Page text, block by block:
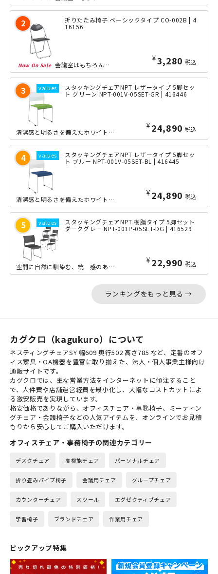
折りたたみ椅子 ベーシックタイプ CO-002B | 4
16156
¥3,280 税込
会議室はもちろん、集会場、学校、多目的ホールと、あらゆる場面で定番の折りたたみ椅...
スタッキングチェアNPT レザータイプ 5脚セッ
ト グリーン NPT-001V-05SET-GR | 416446
¥ 24,890 税込
清潔感と明るさを備えたホワイトフレームに全4色のカラフルなカラーを採用した、コス...
スタッキングチェアNPT レザータイプ 5脚セッ
ト ブルー NPT-001V-05SET-BL | 416445
¥ 24,890 税込
清潔感と明るさを備えたホワイトフレームに全4色のカラフルなカラーを採用した、コス...
スタッキングチェアNPT 樹脂タイプ 5脚セット
ダークグレー NPT-001P-05SET-DG | 416529
¥ 22,990 税込
空間に自然に馴染む、統一感のあるワントーンカラーが魅力のスタッキングチェアです。...
ランキングをもっと見る →
カグクロ（kagukuro）について
ネスティングチェアSY 幅609 奥行502 高さ785 など、定番のオフ
ィス家具・OA機器を豊富に取り揃えた、法人・個人事業主様向け
通販サイトです。
カグクロでは、主な営業方法をインターネットに傾注すること
で、人件費や店舗運営経費を最小化し、大幅なコストカットによ
る激安販売を実現しています。
格安価格でありながら、オフィスチェア・事務椅子、ミーティン
グチェア・会議椅子などの人気アイテムを、オンラインでお見積
もりから安心してご購入いただけます。
オフィスチェア・事務椅子の関連カテゴリー
デスクチェア 高機能チェア パーソナルチェア
折り畳みパイプ椅子 会議用チェア グループチェア
カウンターチェア スツール エグゼクティブチェア
学習椅子 ブランドチェア 作業用チェア
ピックアップ特集